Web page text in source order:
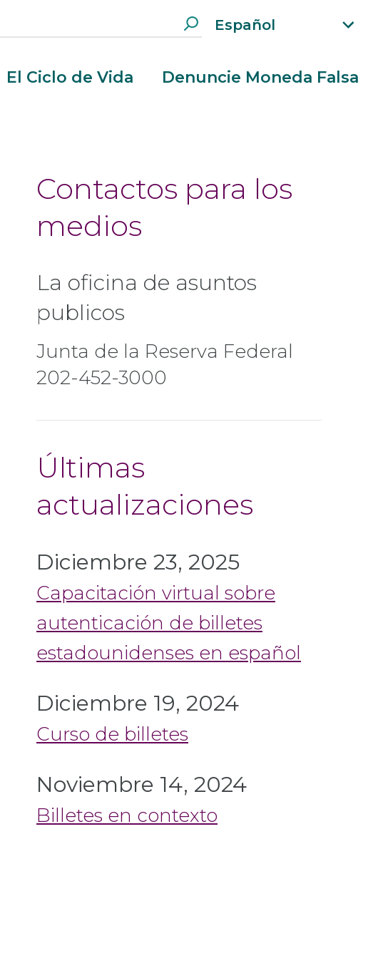
Español
d
El Ciclo de Vida Denuncie Moneda Falsa
Contactos para los
medios
La oficina de asuntos
publicos
Junta de la Reserva Federal
202-452-3000
Últimas
actualizaciones
Diciembre 23, 2025
Capacitación virtual sobre
autenticación de billetes
estadounidenses en español
Diciembre 19, 2024
Curso de billetes
Noviembre 14, 2024
Billetes en contexto